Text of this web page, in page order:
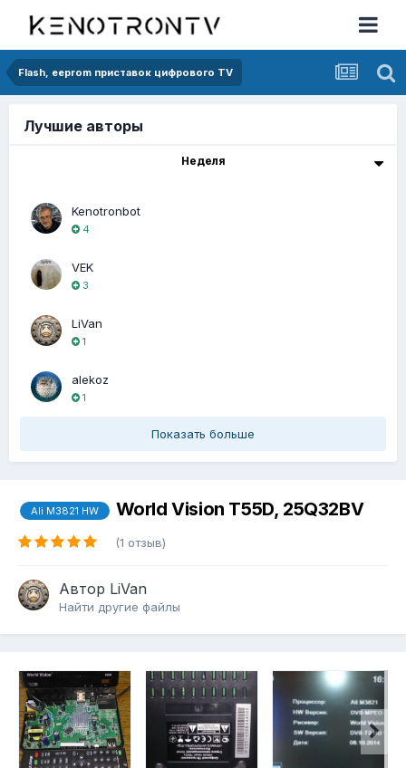
Flash, eeprom приставок цифрового TV
Лучшие авторы
Неделя
Kenotronbot
4
VEK
3
LiVan
1
alekoz
1
Показать больше
Ali M3821 HW World Vision T55D, 25Q32BV
(1 отзыв)
Автор LiVan
Найти другие файлы